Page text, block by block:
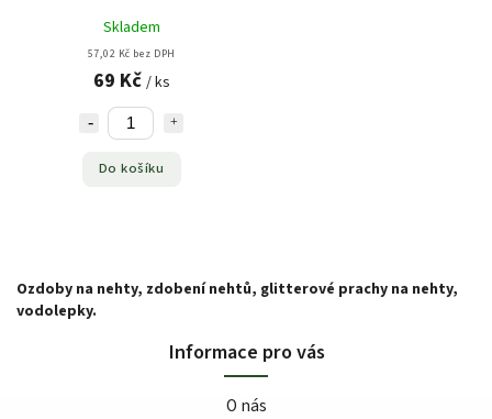
Skladem
57,02 Kč bez DPH
69 Kč / ks
Do košíku
Ozdoby na nehty, zdobení nehtů, glitterové prachy na nehty,
vodolepky.
Informace pro vás
O nás